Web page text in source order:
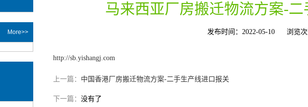
马来西亚厂房搬迁物流方案-
发布时间：2022-05-10 浏览
http://sb.yishangj.com
上一篇： 中国香港厂房搬迁物流方案-二手生产线进口报关
下一篇： 没有了
More>>